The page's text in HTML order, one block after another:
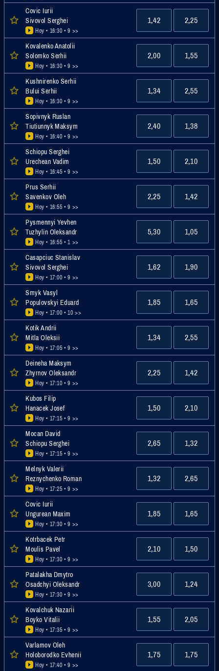
Covic Iurii
Sivovol Serghei
Hoy • 16:30 • 9 >>
1,42 2,25
Kovalenko Anatolii
Solomko Serhii
Hoy • 16:30 • 9 >>
2,00 1,55
Kushnirenko Serhii
Bului Serhii
Hoy • 16:30 • 9 >>
1,34 2,55
Sopivnyk Ruslan
Tiutiunnyk Maksym
Hoy • 16:40 • 9 >>
2,40 1,38
Schiopu Serghei
Urechean Vadim
Hoy • 16:45 • 9 >>
1,50 2,10
Prus Serhii
Savenkov Oleh
Hoy • 16:55 • 9 >>
2,25 1,42
Pysmennyi Yevhen
Tuzhylin Oleksandr
Hoy • 16:55 • 1 >>
5,30 1,05
Casapciuc Stanislav
Sivovol Serghei
Hoy • 17:00 • 9 >>
1,62 1,90
Smyk Vasyl
Populovskyi Eduard
Hoy • 17:00 • 10 >>
1,85 1,65
Kotik Andrii
Mitla Oleksii
Hoy • 17:05 • 9 >>
1,34 2,55
Deineha Maksym
Zhyrnov Oleksandr
Hoy • 17:10 • 9 >>
2,25 1,42
Kubos Filip
Hanacek Josef
Hoy • 17:15 • 9 >>
1,50 2,10
Mocan David
Schiopu Serghei
Hoy • 17:15 • 9 >>
2,65 1,32
Melnyk Valerii
Reznychenko Roman
Hoy • 17:25 • 9 >>
1,32 2,65
Covic Iurii
Ungurean Maxim
Hoy • 17:30 • 9 >>
1,85 1,65
Kotrbacek Petr
Moulis Pavel
Hoy • 17:30 • 9 >>
2,10 1,50
Patalakha Dmytro
Osadchyi Oleksandr
Hoy • 17:30 • 9 >>
3,00 1,24
Kovalchuk Nazarii
Boyko Vitalii
Hoy • 17:35 • 9 >>
1,55 2,05
Varlamov Oleh
Holoborodko Evhenii
Hoy • 17:40 • 9 >>
1,75 1,75